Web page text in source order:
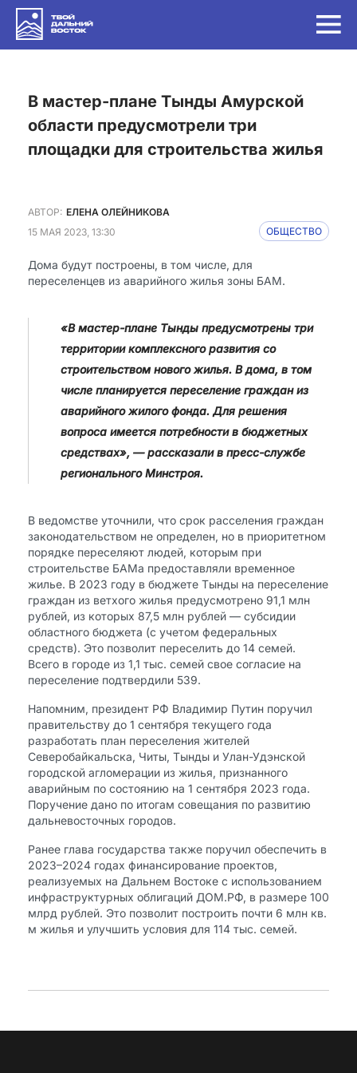
в мастер-плане Тынды Амурской
области предусмотрели три
площадки для строительства жилья
АВТОР: ЕЛЕНА ОЛЕЙНИКОВА
15 МАЯ 2023, 13:30
ОБЩЕСТВО
Дома будут построены, в том числе, для
переселенцев из аварийного жилья зоны БАМ.
«В мастер-плане Тынды предусмотрены три
территории комплексного развития со
строительством нового жилья. В дома, в том
числе планируется переселение граждан из
аварийного жилого фонда. Для решения
вопроса имеется потребности в бюджетных
средствах», — рассказали в пресс-службе
регионального Минстроя.
В ведомстве уточнили, что срок расселения граждан
законодательством не определен, но в приоритетном
порядке переселяют людей, которым при
строительстве БАМа предоставляли временное
жилье. В 2023 году в бюджете Тынды на переселение
граждан из ветхого жилья предусмотрено 91,1 млн
рублей, из которых 87,5 млн рублей — субсидии
областного бюджета (с учетом федеральных
средств). Это позволит переселить до 14 семей.
Всего в городе из 1,1 тыс. семей свое согласие на
переселение подтвердили 539.
Напомним, президент РФ Владимир Путин поручил
правительству до 1 сентября текущего года
разработать план переселения жителей
Северобайкальска, Читы, Тынды и Улан-Удэнской
городской агломерации из жилья, признанного
аварийным по состоянию на 1 сентября 2023 года.
Поручение дано по итогам совещания по развитию
дальневосточных городов.
Ранее глава государства также поручил обеспечить в
2023–2024 годах финансирование проектов,
реализуемых на Дальнем Востоке с использованием
инфраструктурных облигаций ДОМ.РФ, в размере 100
млрд рублей. Это позволит построить почти 6 млн кв.
м жилья и улучшить условия для 114 тыс. семей.